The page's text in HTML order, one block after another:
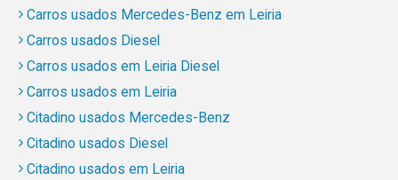
Carros usados Mercedes-Benz em Leiria
Carros usados Diesel
Carros usados em Leiria Diesel
Carros usados em Leiria
Citadino usados Mercedes-Benz
Citadino usados Diesel
Citadino usados em Leiria